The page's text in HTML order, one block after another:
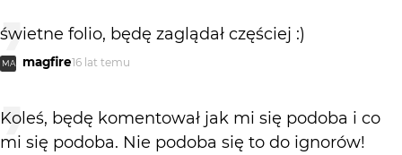
świetne folio, będę zaglądał częściej :)
MA magfire16 lat temu
Koleś, będę komentował jak mi się podoba i co
mi się podoba. Nie podoba się to do ignorów!